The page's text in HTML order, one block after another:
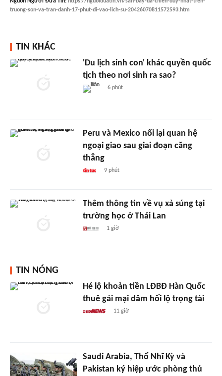
truong-son-va-tran-danh-17-phut-di-vao-lich-su-20426070811572593.htm
TIN KHÁC
'Du lịch sinh con' khác quyền quốc
tịch theo nơi sinh ra sao?
6 phút
Peru và Mexico nối lại quan hệ
ngoại giao sau giai đoạn căng
thẳng
9 phút
Thêm thông tin về vụ xả súng tại
trường học ở Thái Lan
1 giờ
TIN NÓNG
Hé lộ khoản tiền LĐBĐ Hàn Quốc
thuê gái mại dâm hối lộ trọng tài
11 giờ
Saudi Arabia, Thổ Nhĩ Kỳ và
Pakistan ký hiệp ước phòng thủ